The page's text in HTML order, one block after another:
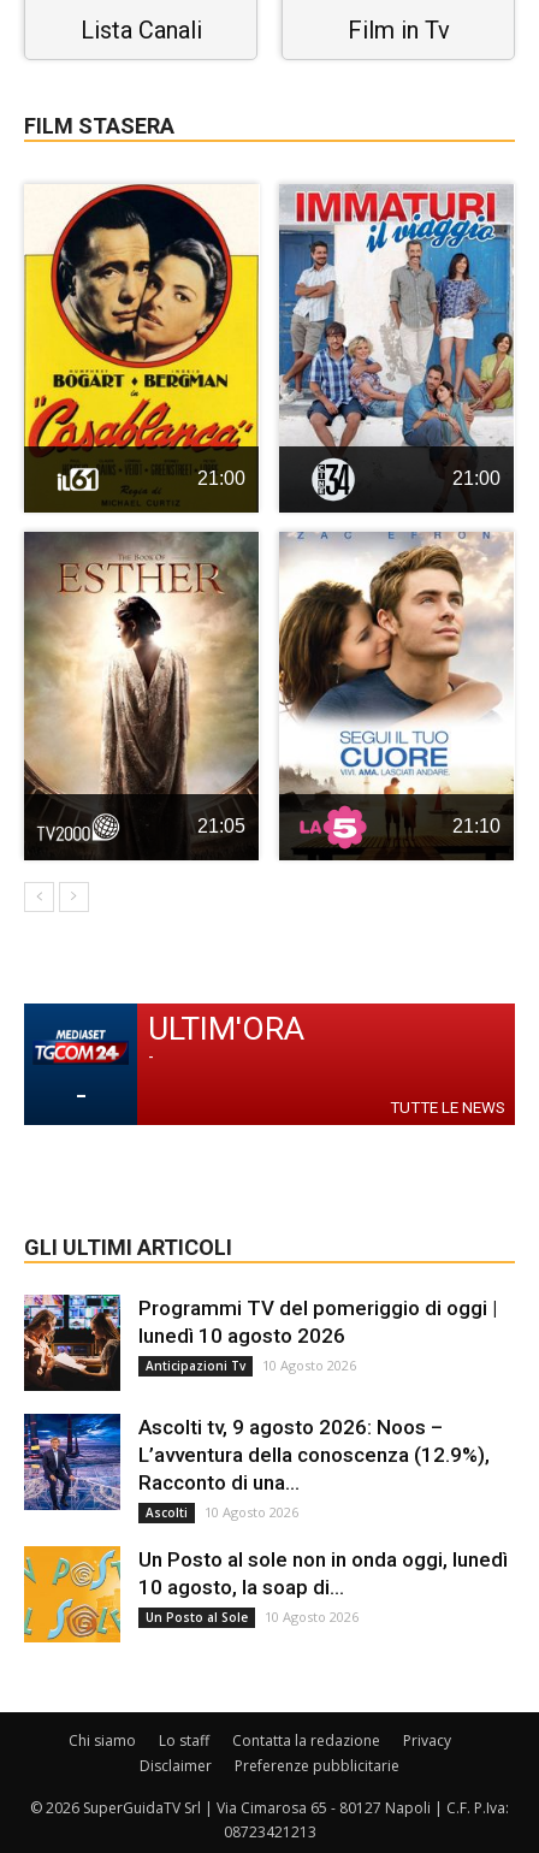
Lista Canali Film in Tv
FILM STASERA
21:00 21:00
21:05 21:10
-
ULTIM'ORA
-
TUTTE LE NEWS
GLI ULTIMI ARTICOLI
Programmi TV del pomeriggio di oggi |
lunedì 10 agosto 2026
Anticipazioni Tv 10 Agosto 2026
Ascolti tv, 9 agosto 2026: Noos –
L’avventura della conoscenza (12.9%),
Racconto di una...
Ascolti 10 Agosto 2026
Un Posto al sole non in onda oggi, lunedì
10 agosto, la soap di...
Un Posto al Sole 10 Agosto 2026
Chi siamo Lo staff Contatta la redazione
Privacy
Disclaimer
Preferenze pubblicitarie
© 2026 SuperGuidaTV Srl | Via Cimarosa 65 - 80127 Napoli | C.F. P.Iva:
08723421213